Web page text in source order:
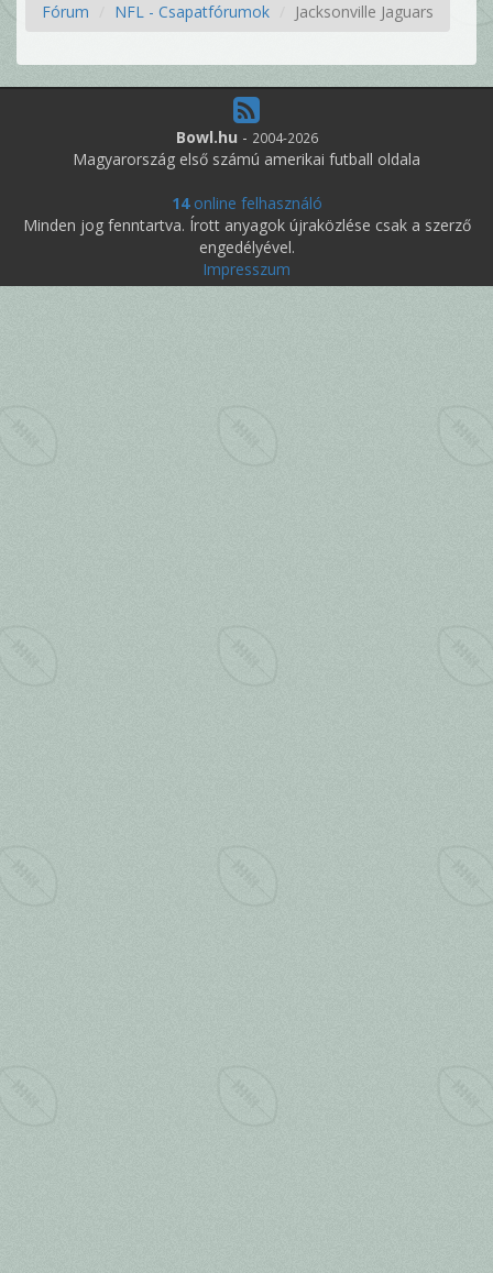
Fórum NFL - Csapatfórumok Jacksonville Jaguars
Bowl.hu - 2004-2026
Magyarország első számú amerikai futball oldala
14online felhasználó
Minden jog fenntartva. Írott anyagok újraközlése csak a szerző
engedélyével.
Impresszum